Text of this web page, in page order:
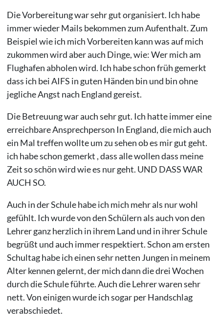
Die Vorbereitung war sehr gut organisiert. Ich habe
immer wieder Mails bekommen zum Aufenthalt. Zum
Beispiel wie ich mich Vorbereiten kann was auf mich
zukommen wird aber auch Dinge, wie: Wer mich am
Flughafen abholen wird. Ich habe schon früh gemerkt
dass ich bei AIFS in guten Händen bin und bin ohne
jegliche Angst nach England gereist.
Die Betreuung war auch sehr gut. Ich hatte immer eine
erreichbare Ansprechperson In England, die mich auch
ein Mal treffen wollte um zu sehen ob es mir gut geht.
ich habe schon gemerkt , dass alle wollen dass meine
Zeit so schön wird wie es nur geht. UND DASS WAR
AUCH SO.
Auch in der Schule habe ich mich mehr als nur wohl
gefühlt. Ich wurde von den Schülern als auch von den
Lehrer ganz herzlich in ihrem Land und in ihrer Schule
begrüßt und auch immer respektiert. Schon am ersten
Schultag habe ich einen sehr netten Jungen in meinem
Alter kennen gelernt, der mich dann die drei Wochen
durch die Schule führte. Auch die Lehrer waren sehr
nett. Von einigen wurde ich sogar per Handschlag
verabschiedet.